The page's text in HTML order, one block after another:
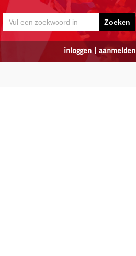
inloggen| aanmelden